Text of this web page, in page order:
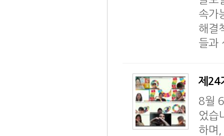
속가
해결
들과
제24
8월
었습
하며